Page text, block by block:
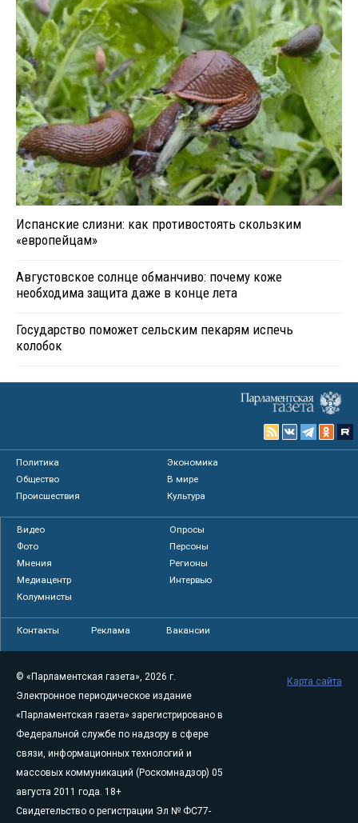
Испанские слизни: как противостоять скользким
«европейцам»
Августовское солнце обманчиво: почему коже
необходима защита даже в конце лета
Государство поможет сельским пекарям испечь
колобок
Политика
Экономика
Общество
В мире
Происшествия
Культура
Видео
Опросы
Фото
Персоны
Мнения
Регионы
Медиацентр
Интервью
Колумнисты
Контакты Реклама Вакансии
© «Парламентская газета», 2026 г.
Электронное периодическое издание
«Парламентская газета» зарегистрировано в
Федеральной службе по надзору в сфере
связи, информационных технологий и
массовых коммуникаций (Роскомнадзор) 05
августа 2011 года. 18+
Свидетельство о регистрации Эл № ФС77-
Карта сайта